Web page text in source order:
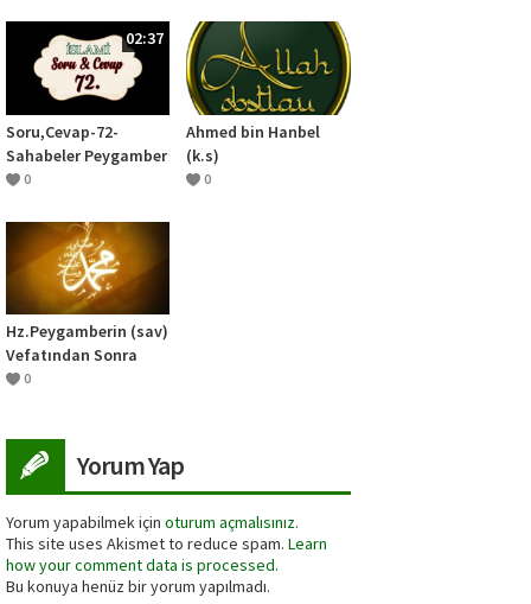
02:37
Soru,Cevap-72-
Sahabeler Peygamber
Efendimizin elini
miydi?
0
Ahmed bin Hanbel
(k.s)
0
Hz.Peygamberin (sav)
Vefatından Sonra
0
Yorum Yap
Yorum yapabilmek için oturum açmalısınız.
This site uses Akismet to reduce spam. Learn
how your comment data is processed.
Bu konuya henüz bir yorum yapılmadı.